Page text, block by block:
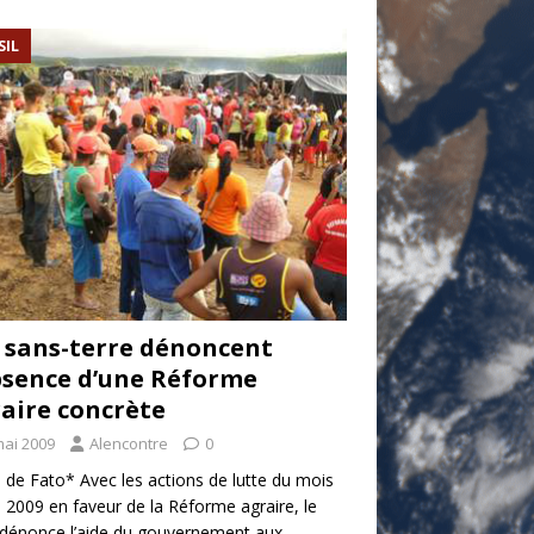
sans-terre dénoncent
d’une Réforme
concrète
2009 Alencontre 0
de Fato* Avec les actions de lutte du mois
2009 en faveur de la Réforme agraire, le